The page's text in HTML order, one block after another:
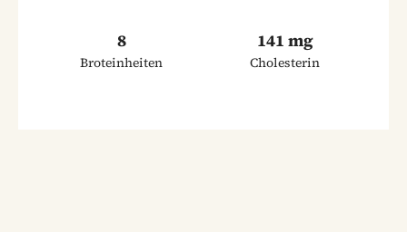
8
Broteinheiten
141 mg
Cholesterin